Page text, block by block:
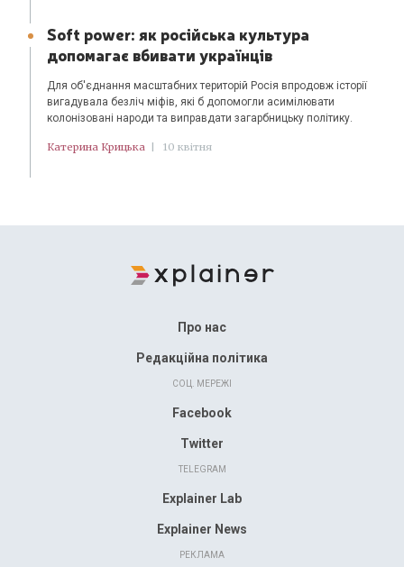
Soft power: як російська культура
допомагає вбивати українців
Для об'єднання масштабних територій Росія впродовж історії
вигадувала безліч міфів, які б допомогли асимілювати
колонізовані народи та виправдати загарбницьку політику.
Катерина Крицька | 10 квітня
Про нас
Редакційна політика
СОЦ. МЕРЕЖІ
Facebook
Twitter
TELEGRAM
Explainer Lab
Explainer News
РЕКЛАМА